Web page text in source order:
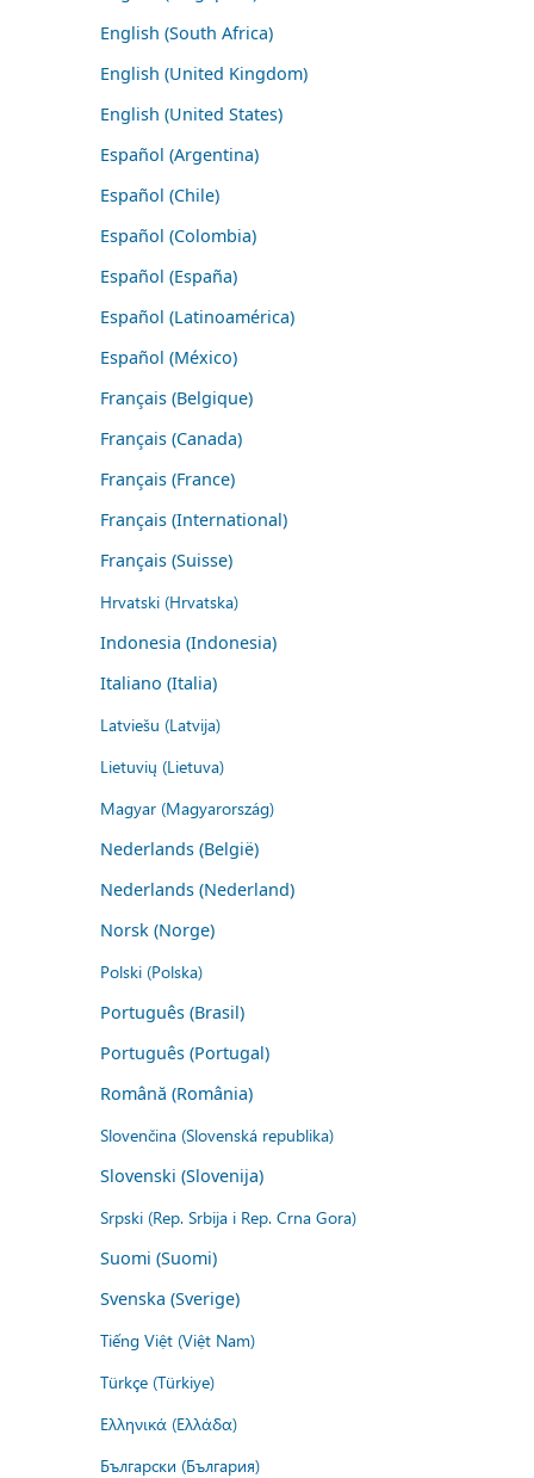
English (South Africa)
English (United Kingdom)
English (United States)
Español (Argentina)
Español (Chile)
Español (Colombia)
Español (España)
Español (Latinoamérica)
Español (México)
Français (Belgique)
Français (Canada)
Français (France)
Français (International)
Français (Suisse)
Hrvatski (Hrvatska)
Indonesia (Indonesia)
Italiano (Italia)
Latviešu (Latvija)
Lietuvių (Lietuva)
Magyar (Magyarország)
Nederlands (België)
Nederlands (Nederland)
Norsk (Norge)
Polski (Polska)
Português (Brasil)
Português (Portugal)
Română (România)
Slovenčina (Slovenská republika)
Slovenski (Slovenija)
Srpski (Rep. Srbija i Rep. Crna Gora)
Suomi (Suomi)
Svenska (Sverige)
Tiếng Việt (Việt Nam)
Türkçe (Türkiye)
Ελληνικά (Ελλάδα)
Български (България)